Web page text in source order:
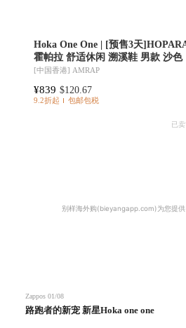
Hoka One One | [预售3天
霍帕拉 舒适休闲 溯溪鞋 男款 沙色
[中国香港] AMRAP
¥839 $120.67
9.2折起 包邮包税
已卖
别样海外购(bieyangapp.com)为您提供
Zappos 01/08
路跑者的新宠 新星Hoka one one